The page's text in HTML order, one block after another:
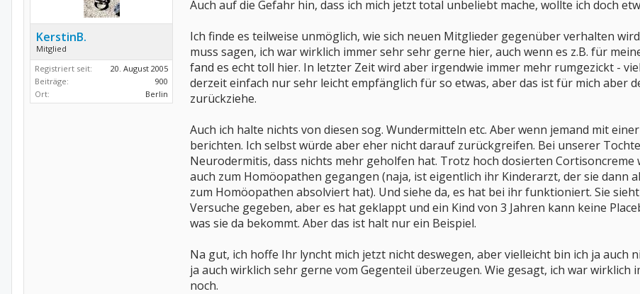
KerstinB.
Mitglied
Registriert seit:
20. August 2005
Beiträge:
900
Ort:
Berlin
Auch auf die Gefahr hin, dass ich mich jetzt total unbeliebt mache, wollte ich doch
Ich finde es teilweise unmöglich, wie sich neuen Mitglieder gegenüber verhalten
muss sagen, ich war wirklich immer sehr sehr gerne hier, auch wenn es z.B. für
fand es echt toll hier. In letzter Zeit wird aber irgendwie immer mehr rumgezickt -
derzeit einfach nur sehr leicht empfänglich für so etwas, aber das ist für mich aber
zurückziehe.
Auch ich halte nichts von diesen sog. Wundermitteln etc. Aber wenn jemand mit
berichten. Ich selbst würde aber eher nicht darauf zurückgreifen. Bei unserer
Neurodermitis, dass nichts mehr geholfen hat. Trotz hoch dosierten
auch zum Homöopathen gegangen (naja, ist eigentlich ihr Kinderarzt, der sie dann
zum Homöopathen absolviert hat). Und siehe da, es hat bei ihr funktioniert. Sie
Versuche gegeben, aber es hat geklappt und ein Kind von 3 Jahren kann keine
was sie da bekommt. Aber das ist halt nur ein Beispiel.
Na gut, ich hoffe Ihr lyncht mich jetzt nicht deswegen, aber vielleicht bin ich ja auch
ja auch wirklich sehr gerne vom Gegenteil überzeugen. Wie gesagt, ich war
noch.